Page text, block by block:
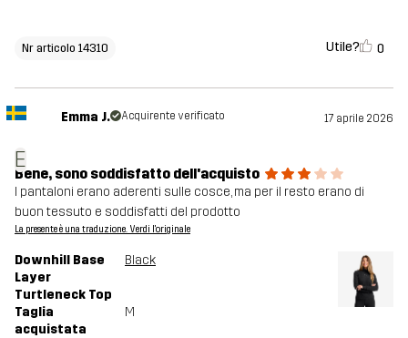
Nr articolo 14310 Utile? 0
E
Emma J. Acquirente verificato 17 aprile 2026
Bene, sono soddisfatto dell'acquisto
I pantaloni erano aderenti sulle cosce, ma per il resto erano di
buon tessuto e soddisfatti del prodotto
La presente è una traduzione. Verdi l'originale
Downhill Base
Layer
Turtleneck Top
Black
Taglia
acquistata
M